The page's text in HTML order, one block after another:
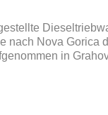
nach Nova Gorica
in